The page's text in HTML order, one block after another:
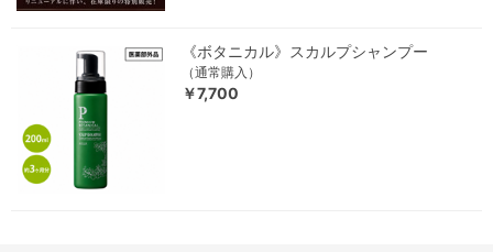
《ボタニカル》スカルプシャンプー
（通常購入）
￥7,700